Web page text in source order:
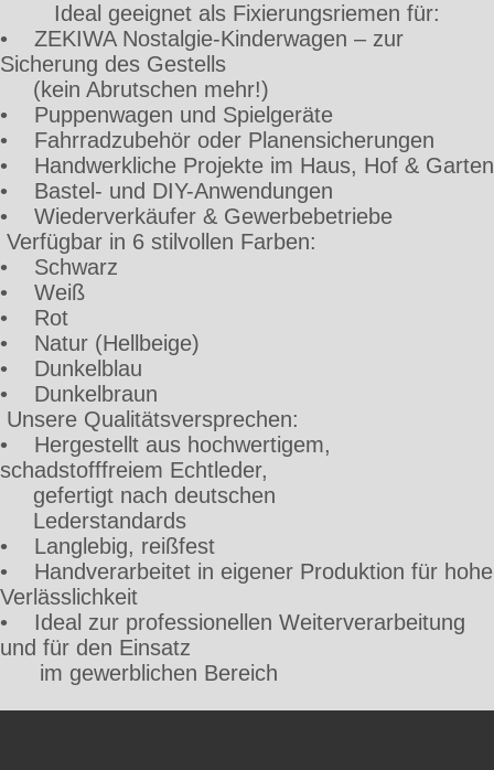
Ideal geeignet als Fixierungsriemen für:
• ZEKIWA Nostalgie-Kinderwagen – zur
Sicherung des Gestells
(kein Abrutschen mehr!)
• Puppenwagen und Spielgeräte
• Fahrradzubehör oder Planensicherungen
• Handwerkliche Projekte im Haus, Hof & Garten
• Bastel- und DIY-Anwendungen
• Wiederverkäufer & Gewerbebetriebe
Verfügbar in 6 stilvollen Farben:
• Schwarz
• Weiß
• Rot
• Natur (Hellbeige)
• Dunkelblau
• Dunkelbraun
Unsere Qualitätsversprechen:
• Hergestellt aus hochwertigem,
schadstofffreiem Echtleder,
gefertigt nach deutschen
Lederstandards
• Langlebig, reißfest
• Handverarbeitet in eigener Produktion für hohe
Verlässlichkeit
• Ideal zur professionellen Weiterverarbeitung
und für den Einsatz
im gewerblichen Bereich